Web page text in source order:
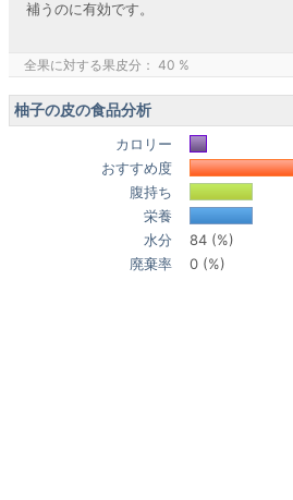
補うのに有効です。
全果に対する果皮分： 40 %
柚子の皮の食品分析
カロリー
おすすめ度
腹持ち
栄養
水分
84 (%)
廃棄率
0 (%)